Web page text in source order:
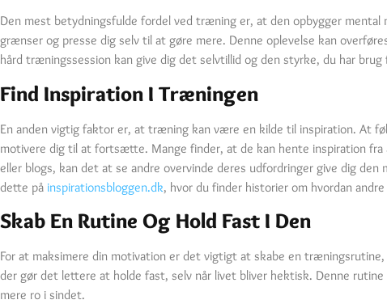
Den mest betydningsfulde fordel ved træning er, at den opbygger
grænser og presse dig selv til at gøre mere. Denne oplevelse kan
hård træningssession kan give dig det selvtillid og den styrke, du har
Find Inspiration I Træningen
En anden vigtig faktor er, at træning kan være en kilde til inspiration. At
motivere dig til at fortsætte. Mange finder, at de kan hente inspiration
eller blogs, kan det at se andre overvinde deres udfordringer give dig
dette på inspirationsbloggen.dk, hvor du finder historier om hvordan
Skab En Rutine Og Hold Fast I Den
For at maksimere din motivation er det vigtigt at skabe en
der gør det lettere at holde fast, selv når livet bliver hektisk. Denne
mere ro i sindet.